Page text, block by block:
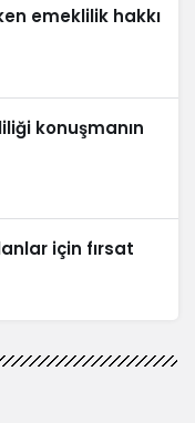
emeklilik hakkı
konuşmanın
için fırsat